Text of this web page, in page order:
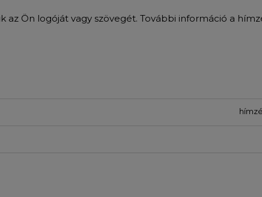
az Ön logóját vagy szövegét. További információ a